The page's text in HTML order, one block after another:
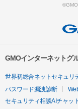
GMOインターネットグ
世界初総合ネットセキュリ
パスワード漏洩診断
セキュリティ相談AIチャッ